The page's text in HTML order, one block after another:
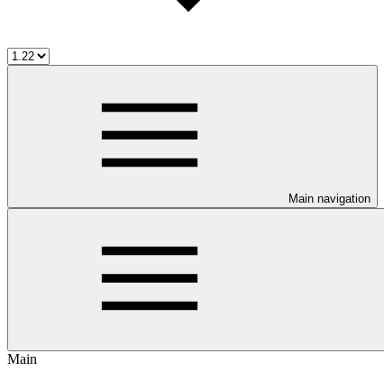
Main navigation
Main